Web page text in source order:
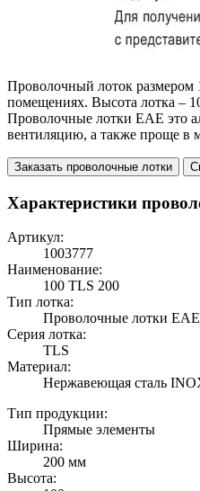
Проволочный лоток размером
помещениях. Высота лотка –
Проволочные лотки EAE это
вентиляцию, а также проще в
Заказать проволочные лотки
Характеристики
Артикул:
1003777
Наименование:
100 TLS 200
Тип лотка:
Проволочные лотки EAE
Серия лотка:
TLS
Материал:
Нержавеющая сталь
Тип продукции:
Прямые элементы
Ширина:
200 мм
Высота: